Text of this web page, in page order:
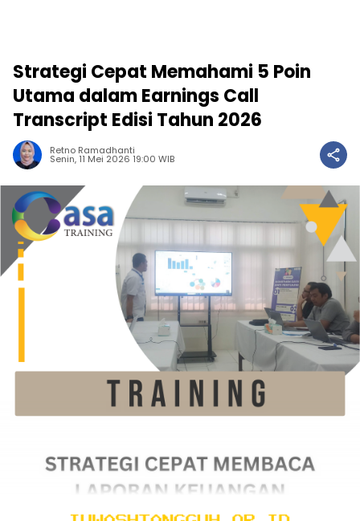
Strategi Cepat Memahami 5 Poin
Utama dalam Earnings Call
Transcript Edisi Tahun 2026
Retno Ramadhanti
Senin, 11 Mei 2026 19:00 WIB